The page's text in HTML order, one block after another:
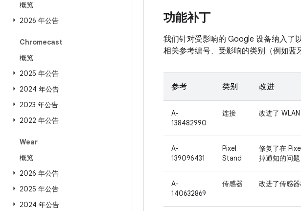
概览
2026 年公告
Chromecast
概览
2025 年公告
2024 年公告
2023 年公告
2022 年公告
Wear
概览
2026 年公告
2025 年公告
2024 年公告
功能补丁
我们针对受影响的 Google 设备纳入了
相关参考编号、受影响的类别（例如蓝
参考 类别 改进
A-
138482990
连接 改进了
A-
139096431
Pixel
Stand
修复了在
掉通知的问题
A-
140632869
传感器 改进了传感